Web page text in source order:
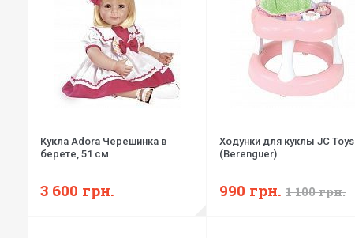
Кукла Adora Черешинка в
берете, 51 см
3 600 грн.
Ходунки для куклы JC Toys
(Berenguer)
990 грн. 1 100грн.